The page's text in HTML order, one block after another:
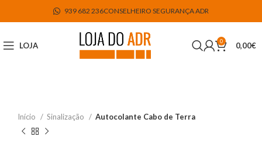
939 682 236CONSELHEIRO SEGURANÇA ADR
LOJA 0 0,00€
Início Sinalização Autocolante Cabo de Terra